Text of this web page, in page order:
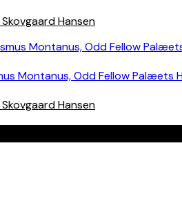
Hansen
Montanus, Odd Fellow Palæets
Hansen